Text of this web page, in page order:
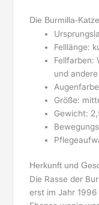
Die Burmilla-
Felllänge:
Fellfarben:
und andere
Größe:
Gewicht:
Herkunft und
Die Rasse der
erst im Jahr